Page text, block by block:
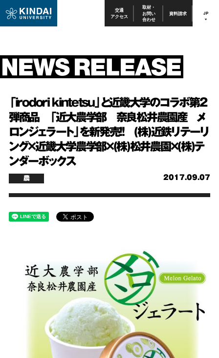
交通
アクセス
取材・
お問い
合わせ
資料請求 JP
「irodori kintetsu」と近畿大学のコラボ第２
弾商品 「近大農学部 奈良松井農園産 メ
ロンジェラート」を新発売！！ (株)近鉄リテーリ
ング×近畿大学農学部×(株)松井農園×(株)テ
ンダーボックス
2017.09.07
農